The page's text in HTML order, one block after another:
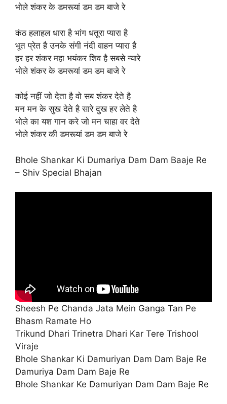
भोले शंकर के डमरूयां डम डम बाजे रे
कंठ हलाहल धारा है भांग धतूरा प्यारा है
भूत प्रेत है उनके संगी नंदी वाहन प्यारा है
हर हर शंकर महा भयंकर शिव है सबसे न्यारे
भोले शंकर के डमरूयां डम डम बाजे रे
कोई नहीं जो देता है वो सब शंकर देते है
मन मन के सुख देते है सारे दुख हर लेते है
भोले का यश गान करे जो मन चाहा वर देते
भोले शंकर की डमरूयां डम डम बाजे रे
Bhole Shankar Ki Dumariya Dam Dam Baaje Re
– Shiv Special Bhajan
Sheesh Pe Chanda Jata Mein Ganga Tan Pe
Bhasm Ramate Ho
Trikund Dhari Trinetra Dhari Kar Tere Trishool
Viraje
Bhole Shankar Ki Damuriyan Dam Dam Baje Re
Damuriya Dam Dam Baje Re
Bhole Shankar Ke Damuriyan Dam Dam Baje Re